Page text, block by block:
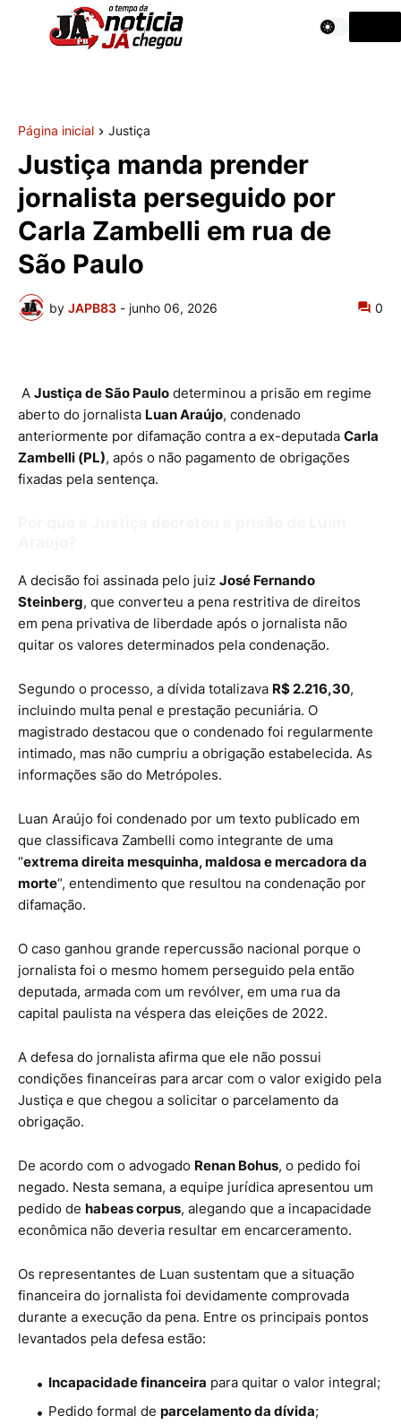
Página inicial Justiça
Justiça manda prender
jornalista perseguido por
Carla Zambelli em rua de
São Paulo
by JAPB83 - junho 06, 2026 0
A Justiça de São Paulo determinou a prisão em regime
aberto do jornalista Luan Araújo, condenado
anteriormente por difamação contra a ex-deputada Carla
Zambelli (PL), após o não pagamento de obrigações
fixadas pela sentença.
A decisão foi assinada pelo juiz José Fernando
Steinberg, que converteu a pena restritiva de direitos
em pena privativa de liberdade após o jornalista não
quitar os valores determinados pela condenação.
Segundo o processo, a dívida totalizava R$ 2.216,30,
incluindo multa penal e prestação pecuniária. O
magistrado destacou que o condenado foi regularmente
intimado, mas não cumpriu a obrigação estabelecida. As
informações são do Metrópoles.
Luan Araújo foi condenado por um texto publicado em
que classificava Zambelli como integrante de uma
“extrema direita mesquinha, maldosa e mercadora da
morte“, entendimento que resultou na condenação por
difamação.
O caso ganhou grande repercussão nacional porque o
jornalista foi o mesmo homem perseguido pela então
deputada, armada com um revólver, em uma rua da
capital paulista na véspera das eleições de 2022.
A defesa do jornalista afirma que ele não possui
condições financeiras para arcar com o valor exigido pela
Justiça e que chegou a solicitar o parcelamento da
obrigação.
De acordo com o advogado Renan Bohus, o pedido foi
negado. Nesta semana, a equipe jurídica apresentou um
pedido de habeas corpus, alegando que a incapacidade
econômica não deveria resultar em encarceramento.
Os representantes de Luan sustentam que a situação
financeira do jornalista foi devidamente comprovada
durante a execução da pena. Entre os principais pontos
levantados pela defesa estão:
Incapacidade financeira para quitar o valor integral;
Pedido formal de parcelamento da dívida;